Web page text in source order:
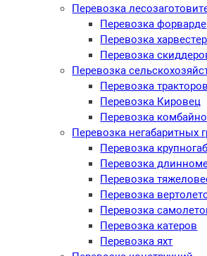
Перевозка
Перевозка
Перевозка
Перевозка
Перевозка
Перевозка тракторов
Перевозка Кировец
Перевозка
Перевозка негабаритных
Перевозка
Перевозка
Перевозка
Перевозка
Перевозка
Перевозка катеров
Перевозка яхт